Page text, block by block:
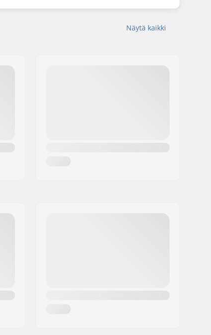
Näytä kaikki